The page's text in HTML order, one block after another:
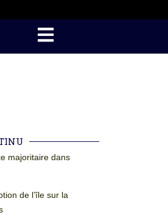
majoritaire dans
de l’île sur la